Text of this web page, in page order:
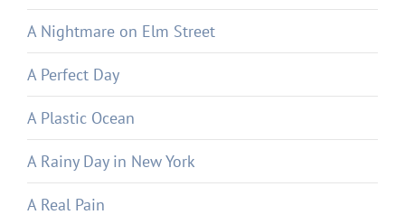
A Nightmare on Elm Street
A Perfect Day
A Plastic Ocean
A Rainy Day in New York
A Real Pain